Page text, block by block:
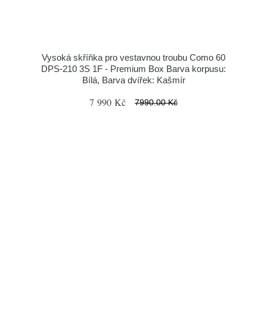
Vysoká skříňka pro vestavnou troubu Como 60
DPS-210 3S 1F - Premium Box Barva korpusu:
Bílá, Barva dvířek: Kašmír
7 990 Kč 7990.00 Kč